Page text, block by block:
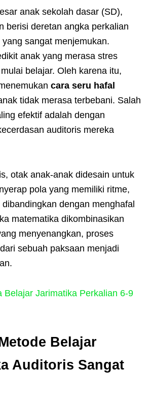
anak sekolah dasar (SD),
berisi deretan angka perkalian
sangat menjemukan.
anak yang merasa stres
belajar. Oleh karena itu,
cara seru hafal
tidak merasa terbebani. Salah
efektif adalah dengan
auditoris mereka
otak anak-anak didesain untuk
pola yang memiliki ritme,
dengan menghafal
matematika dikombinasikan
menyenangkan, proses
sebuah paksaan menjadi
Belajar Jarimatika Perkalian 6-9
Belajar
Auditoris Sangat